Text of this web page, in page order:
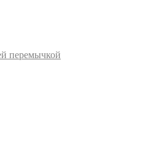
перемычкой